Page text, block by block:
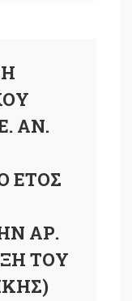
ΑΝ.
ΕΤΟΣ
ΑΡ.
ΤΟΥ